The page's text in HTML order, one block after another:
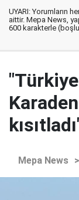
UYARI: Yorumların
aittir. Mepa News,
600 karakterle
"Türkiye
Mepa News >